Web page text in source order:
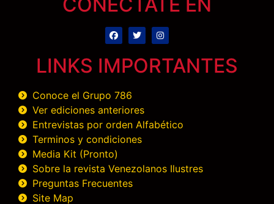
CONÉCTATE EN
LINKS IMPORTANTES
Conoce el Grupo 786
Ver ediciones anteriores
Entrevistas por orden Alfabético
Terminos y condiciones
Media Kit (Pronto)
Sobre la revista Venezolanos Ilustres
Preguntas Frecuentes
Site Map